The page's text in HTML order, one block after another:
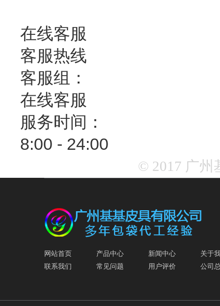
在线客服
客服热线
客服组：
在线客服
服务时间：
8:00 - 24:00
© 2017 广
网站首页 产品中心 新闻中心
关于
联系我们
常见问题 用户评价 公司